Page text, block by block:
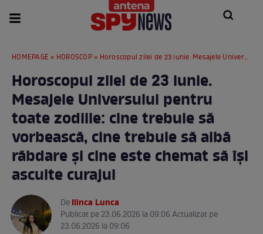
HOMEPAGE » HOROSCOP » Horoscopul zilei de 23 iunie. Mesajele Universului pentru toate zodiile: cine trebuie să vorbească, cine trebuie să aibă răbdare și cine este chemat să își asculte curajul
Horoscopul zilei de 23 iunie.
Mesajele Universului pentru
toate zodiile: cine trebuie să
vorbească, cine trebuie să aibă
răbdare și cine este chemat să își
asculte curajul
DeIlinca Lunca.
Publicat pe 23.06.2026 la 09:06 Actualizat pe
23.06.2026 la 09:06